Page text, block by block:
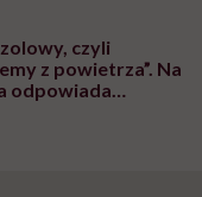
czyli
z powietrza”. Na
odpowiada